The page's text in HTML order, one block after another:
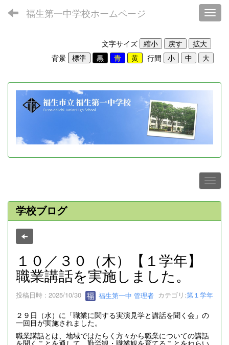
福生第一中学校ホームページ
文字サイズ
背景
行間
学校ブログ
１０／３０（木）【１学年】
職業講話を実施しました。
投稿日時 : 2025/10/30 福生第一中 管理者 カテゴリ:第１学年
２９日（水）に「職業に関する実演見学と講話を聞く会」の
一回目が実施されました。
職業講話とは、地域ではたらく方々から職業についての講話